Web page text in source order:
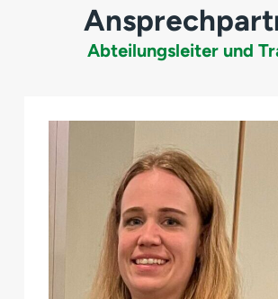
Abteilungsleiter und